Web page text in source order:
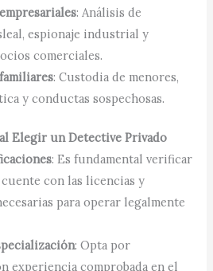
: Análisis de
espionaje industrial y
comerciales.
: Custodia de menores,
y conductas sospechosas.​
Elegir un Detective Privado
: Es fundamental verificar
con las licencias y
para operar legalmente
: Opta por
experiencia comprobada en el